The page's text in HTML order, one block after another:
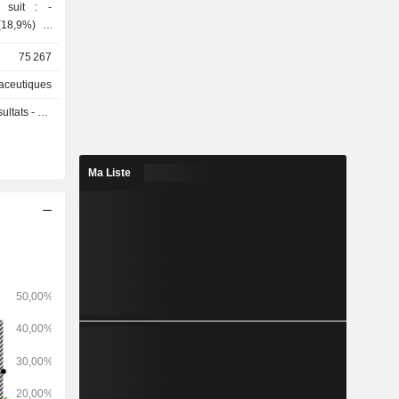
suit : -
de
(28,1%),
75 267
Q3 2026
Ma Liste